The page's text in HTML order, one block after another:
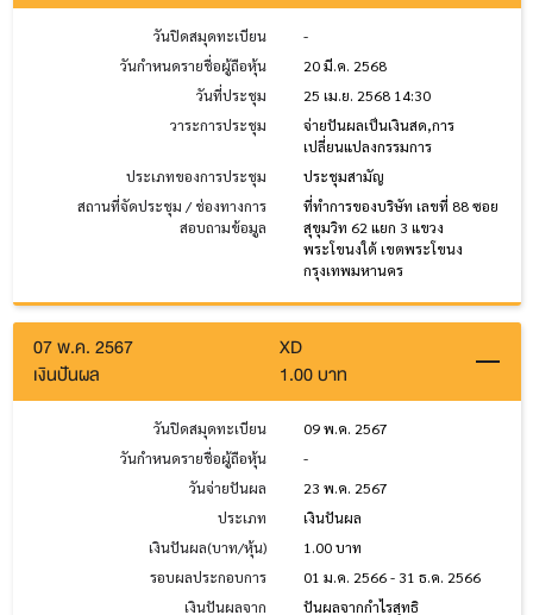
วันปิดสมุดทะเบียน
-
วันกำหนดรายชื่อผู้ถือหุ้น
20 มี.ค. 2568
วันที่ประชุม
25 เม.ย. 2568 14:30
วาระการประชุม
จ่ายปันผลเป็นเงินสด,การ
เปลี่ยนแปลงกรรมการ
ประเภทของการประชุม
ประชุมสามัญ
สถานที่จัดประชุม / ช่องทางการ
สอบถามข้อมูล
ที่ทำการของบริษัท เลขที่ 88 ซอย
สุขุมวิท 62 แยก 3 แขวง
พระโขนงใต้ เขตพระโขนง
กรุงเทพมหานคร
07 พ.ค. 2567
XD
เงินปันผล
1.00 บาท
วันปิดสมุดทะเบียน
09 พ.ค. 2567
วันกำหนดรายชื่อผู้ถือหุ้น
-
วันจ่ายปันผล
23 พ.ค. 2567
ประเภท
เงินปันผล
เงินปันผล(บาท/หุ้น)
1.00 บาท
รอบผลประกอบการ
01 ม.ค. 2566 - 31 ธ.ค. 2566
เงินปันผลจาก
ปันผลจากกำไรสุทธิ